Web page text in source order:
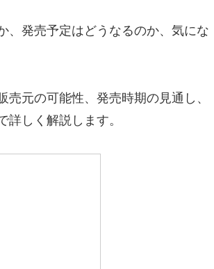
、発売予定はどうなるのか、気にな
元の可能性、発売時期の見通し、
しく解説します。